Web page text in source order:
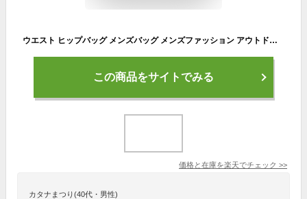
ウエスト ヒップバッグ メンズバッグ メンズファッション アウトドア ウエストポーチ カジュアル 5色展開 CLIMBING ちょっとのお出掛け アウトドアまで ファスナーポケット 反射テープ付き 夜道も安心 Dカン メッシュポケット ボディーバッグ バッグ メンズ 男性 鞄 かばん
この商品をサイトでみる
価格と在庫を楽天でチェック >>
カタナまつり(40代・男性)